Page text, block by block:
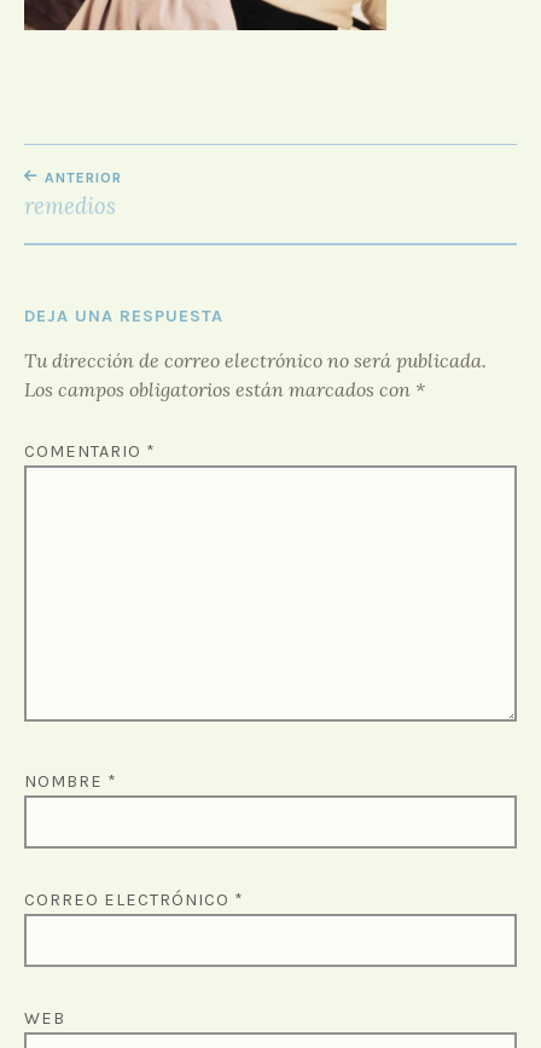
D
NAVEGACIÓN
DE
ENTRADAS
ANTERIOR
remedios
DEJA UNA RESPUESTA
Tu dirección de correo electrónico no será publicada.
Los campos obligatorios están marcados con *
COMENTARIO *
NOMBRE *
CORREO ELECTRÓNICO *
WEB